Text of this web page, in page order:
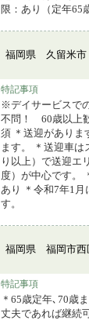
限：あり（定年65
福岡県 久留米
特記事項
※デイサービスで
不問！ 60歳以上
須 ＊送迎がありま
ます。 ＊送迎車
り以上）で送迎エ
度）が中心です。
あり ＊令和7年1
す。
福岡県 福岡市
特記事項
＊65歳定年､70歳
丈夫であれば継続